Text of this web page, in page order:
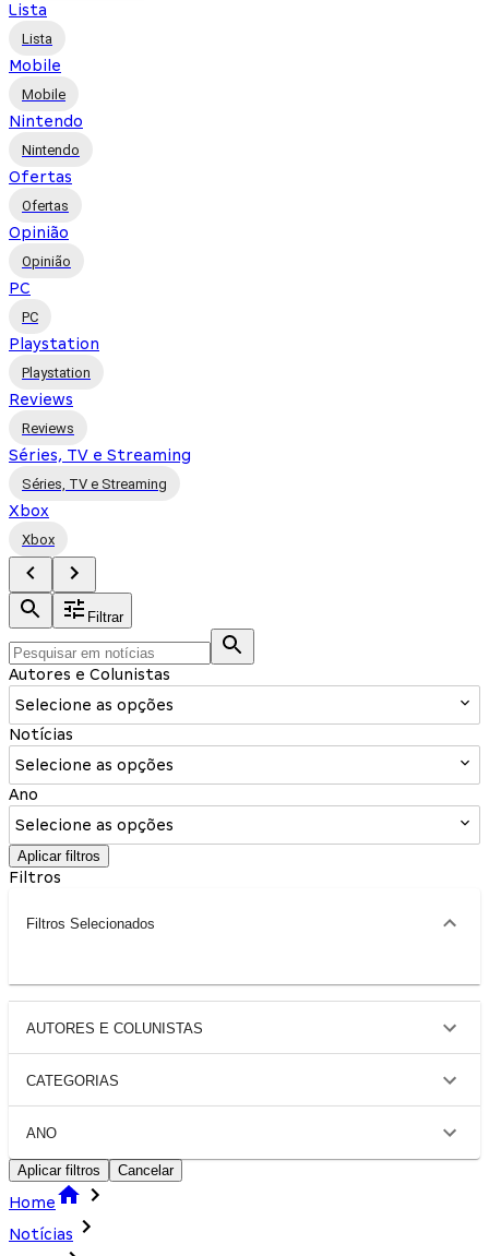
Lista
Lista
Mobile
Mobile
Nintendo
Nintendo
Ofertas
Ofertas
Opinião
Opinião
PC
PC
Playstation
Playstation
Reviews
Reviews
Séries, TV e Streaming
Séries, TV e Streaming
Xbox
Xbox
Filtrar
Autores e Colunistas
Selecione as opções
Notícias
Selecione as opções
Ano
Selecione as opções
Aplicar filtros
Filtros
Filtros Selecionados
AUTORES E COLUNISTAS
CATEGORIAS
ANO
Aplicar filtros Cancelar
Home
Notícias